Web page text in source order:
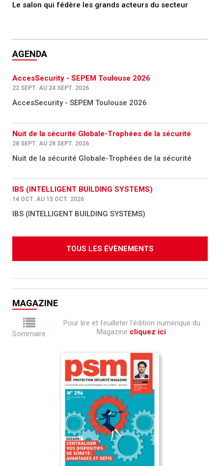
Le salon qui fédère les grands acteurs du secteur
AGENDA
AccesSecurity - SEPEM Toulouse 2026
22 SEPT. AU 24 SEPT. 2026
AccesSecurity - SEPEM Toulouse 2026
Nuit de la sécurité Globale-Trophées de la sécurité
28 SEPT. AU 28 SEPT. 2026
Nuit de la sécurité Globale-Trophées de la sécurité
IBS (INTELLIGENT BUILDING SYSTEMS)
14 OCT. AU 15 OCT. 2026
IBS (INTELLIGENT BUILDING SYSTEMS)
TOUS LES ÉVÈNEMENTS
MAGAZINE
Sommaire
Pour lire et feuilleter l'édition numérique du
Magazine cliquez ici.